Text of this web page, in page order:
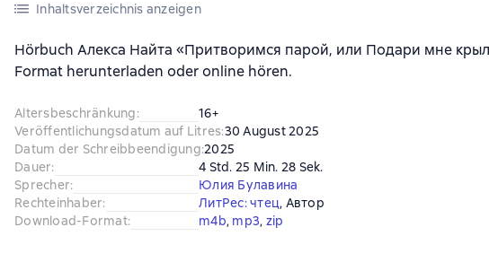
Inhaltsverzeichnis anzeigen
Hörbuch Алекса Найта «Притворимся парой, или Подари мне
Format herunterladen oder online hören.
Altersbeschränkung:
16+
Veröffentlichungsdatum auf Litres:30 August 2025
Datum der Schreibbeendigung:2025
Dauer:
4 Std. 25 Min. 28 Sek.
Sprecher:
Юлия Булавина
Rechteinhaber: ЛитРес: чтец, Автор
Download-Format: m4b, mp3, zip